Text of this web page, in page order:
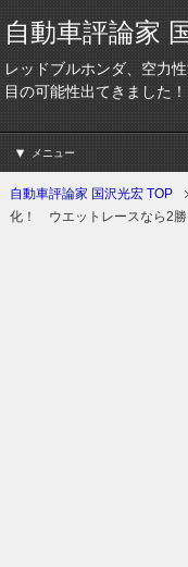
自動車評論家
レッドブルホンダ、空力
目の可能性出てきました！
メニュー
自動車評論家 国沢光宏 TOP
化！ ウエットレースなら2勝